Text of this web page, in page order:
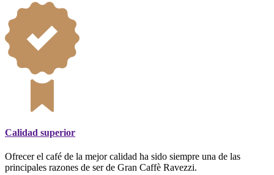
Calidad superior
Ofrecer el café de la mejor calidad ha sido siempre una de las
principales razones de ser de Gran Caffè Ravezzi.